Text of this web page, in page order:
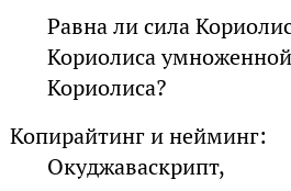
Равна ли сила
Кориолиса
Кориолиса?
Копирайтинг и нейминг:
Окуджаваскрипт,